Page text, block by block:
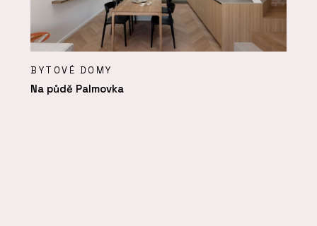
BYTOVÉ DOMY
Na půdě Palmovka